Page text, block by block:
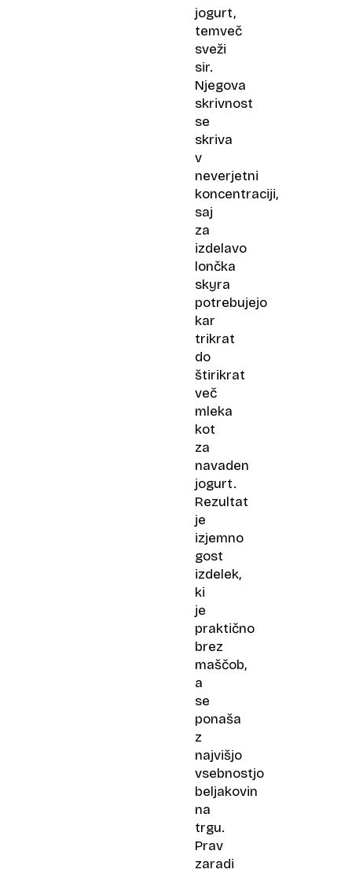
jogurt,
temveč
sveži
sir.
Njegova
skrivnost
se
skriva
v
neverjetni
koncentraciji,
saj
za
izdelavo
lončka
skyra
potrebujejo
kar
trikrat
do
štirikrat
več
mleka
kot
za
navaden
jogurt.
Rezultat
je
izjemno
gost
izdelek,
ki
je
praktično
brez
maščob,
a
se
ponaša
z
najvišjo
vsebnostjo
beljakovin
na
trgu.
Prav
zaradi